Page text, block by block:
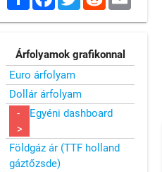
Árfolyamok grafikonnal
Euro árfolyam
Dollár árfolyam
-
>
Egyéni dashboard
Földgáz ár (TTF holland
gáztőzsde)